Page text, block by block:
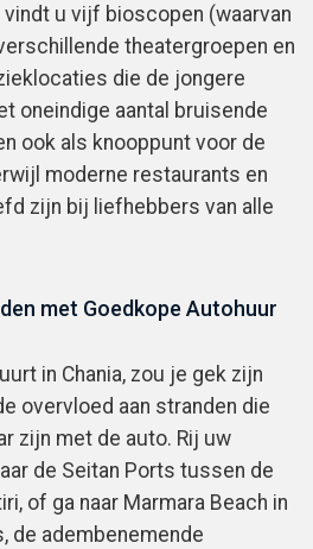
u vijf bioscopen (waarvan
theatergroepen en
die de jongere
oneindige aantal bruisende
ook als knooppunt voor de
moderne restaurants en
zijn bij liefhebbers van alle
met Goedkope Autohuur
in Chania, zou je gek zijn
overvloed aan stranden die
zijn met de auto. Rij uw
de Seitan Ports tussen de
of ga naar Marmara Beach in
de adembenemende